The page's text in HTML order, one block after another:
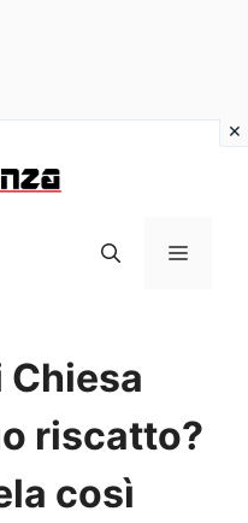
MENU
Chiesa
riscatto?
così